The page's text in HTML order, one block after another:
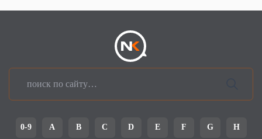
0-9 A B C D E F G H